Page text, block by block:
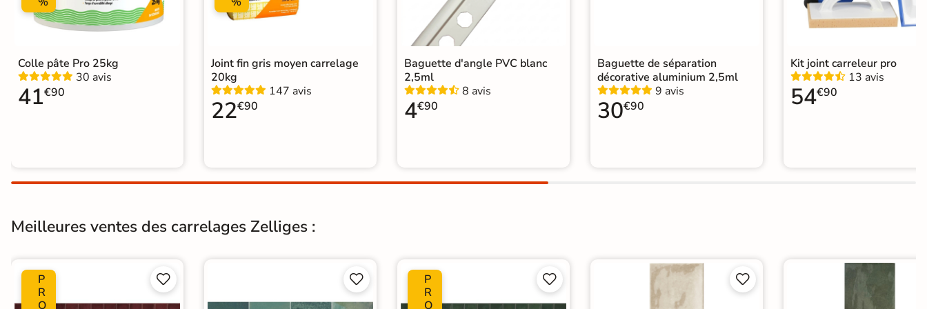
Colle pâte Pro 25kg
30 avis
41€90
Joint fin gris moyen carrelage
20kg
147 avis
22€90
Baguette d'angle PVC blanc
2,5ml
8 avis
4€90
Baguette de séparation
décorative aluminium 2,5ml
9 avis
30€90
Kit joint carreleur pro
13 avis
54€90
Meilleures ventes des carrelages Zelliges :
P
R
O

 

P
R
O

 
